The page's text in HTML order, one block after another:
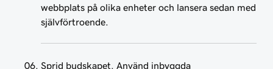
webbplats på olika enheter och lansera sedan med
självförtroende.
Sprid budskapet. Använd inbyggda